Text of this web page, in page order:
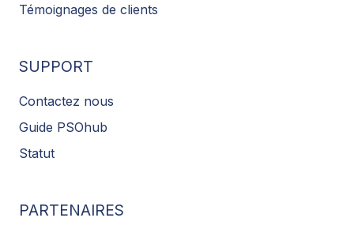
Témoignages de clients
SUPPORT
Contactez nous
Guide PSOhub
Statut
PARTENAIRES